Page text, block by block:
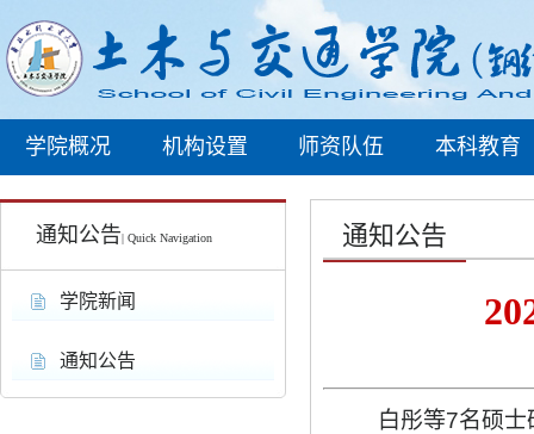
学院概况 机构设置 师资队伍 本科教育
通知公告| Quick Navigation
学院新闻
通知公告
通知公告
白彤等7名硕士